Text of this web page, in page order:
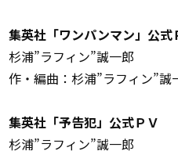
集英社「ワンパンマン」公式
杉浦”ラフィン”誠一郎
作・編曲：杉浦”ラフィン”誠
集英社「予告犯」公式ＰＶ
杉浦”ラフィン”誠一郎